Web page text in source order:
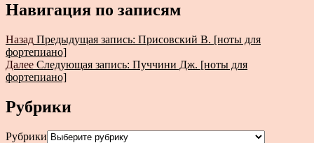
Навигация по записям
Назад Предыдущая запись: Присовский В. [ноты для
фортепиано]
Далее Следующая запись: Пуччини Дж. [ноты для
фортепиано]
Рубрики
Рубрики